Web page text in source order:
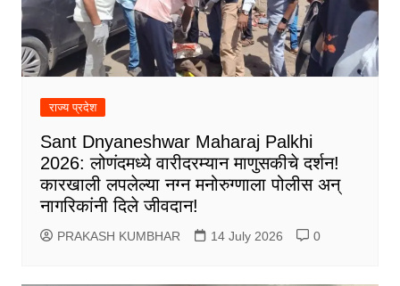
राज्य प्रदेश
Sant Dnyaneshwar Maharaj Palkhi
2026: लोणंदमध्ये वारीदरम्यान माणुसकीचे दर्शन!
कारखाली लपलेल्या नग्न मनोरुग्णाला पोलीस अन्
नागरिकांनी दिले जीवदान!
PRAKASH KUMBHAR 14 July 2026 0